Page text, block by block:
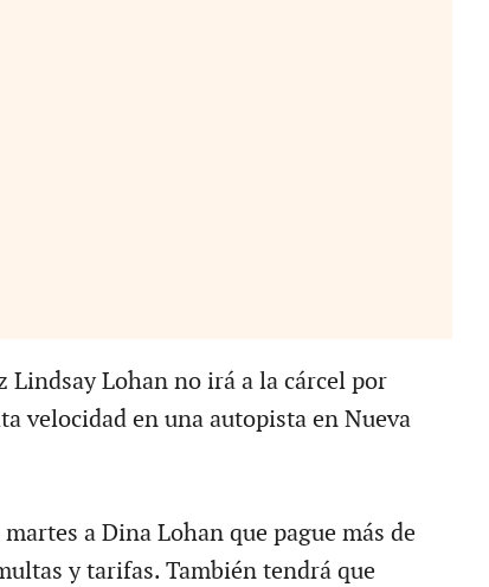
Lindsay Lohan no irá a la cárcel por
velocidad en una autopista en Nueva
a Dina Lohan que pague más de
y tarifas. También tendrá que